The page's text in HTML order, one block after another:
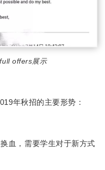
offers展示
年秋招的主要形势：
血，需要学生对于新方式